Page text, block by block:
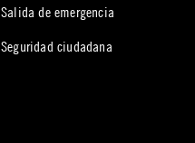
Salida de emergencia
Seguridad ciudadana